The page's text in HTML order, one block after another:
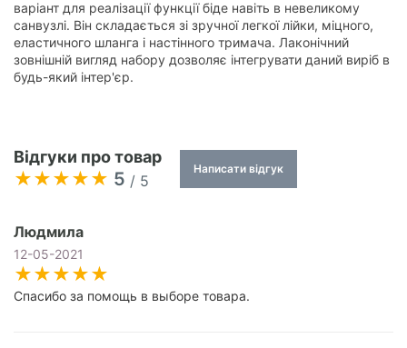
варіант для реалізації функції біде навіть в невеликому
санвузлі. Він складається зі зручної легкої лійки, міцного,
еластичного шланга і настінного тримача. Лаконічний
зовнішній вигляд набору дозволяє інтегрувати даний виріб в
будь-який інтер'єр.
Відгуки про товар
5 / 5
Написати відгук
Людмила
12-05-2021
Спасибо за помощь в выборе товара.